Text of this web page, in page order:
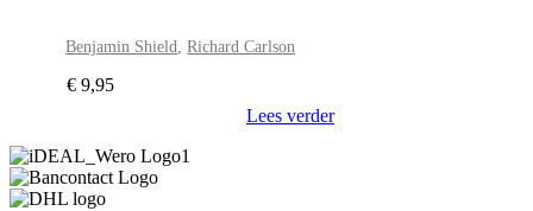
Benjamin Shield,Richard Carlson
€ 9,95
Lees verder